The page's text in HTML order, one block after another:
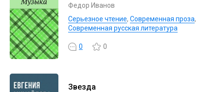
Федор Иванов
Серьезное чтение, Современная проза,
Современная русская литература
0 0
Звезда